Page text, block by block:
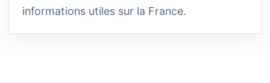
informations utiles sur la France.